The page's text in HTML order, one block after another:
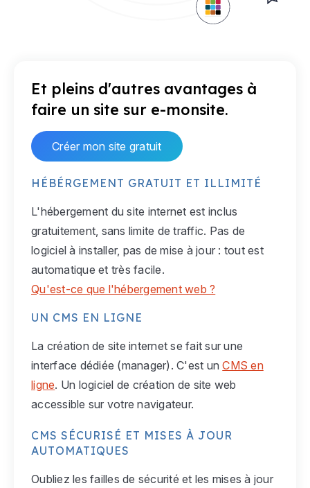
Et pleins d'autres avantages à
faire un site sur e-monsite.
Créer mon site gratuit
HÉBÉRGEMENT GRATUIT ET ILLIMITÉ
L'hébergement du site internet est inclus
gratuitement, sans limite de traffic. Pas de
logiciel à installer, pas de mise à jour : tout est
automatique et très facile.
Qu'est-ce que l'hébergement web ?
UN CMS EN LIGNE
La création de site internet se fait sur une
interface dédiée (manager). C'est unCMS en
ligne. Un logiciel de création de site web
accessible sur votre navigateur.
CMS SÉCURISÉ ET MISES À JOUR
AUTOMATIQUES
Oubliez les failles de sécurité et les mises à jour